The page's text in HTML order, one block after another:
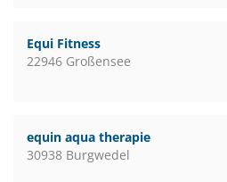
Equi Fitness
22946 Großensee
equin aqua therapie
30938 Burgwedel